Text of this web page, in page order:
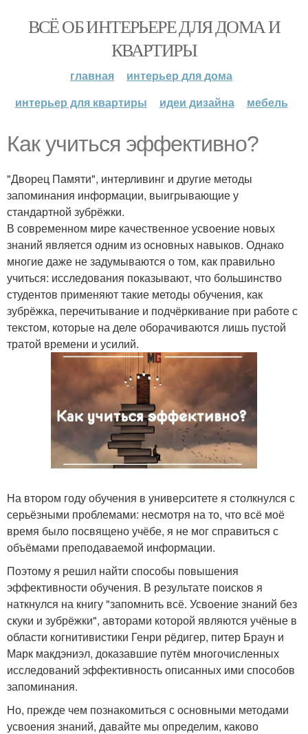
ВСЁ ОБ ИНТЕРЬЕРЕ ДЛЯ ДОМА И
КВАРТИРЫ
главная
интерьер для дома
интерьер для квартиры
идеи дизайна мебель
Как учиться эффективно?
"Дворец Памяти", интерливинг и другие методы
запоминания информации, выигрывающие у
стандартной зубрёжки.
В современном мире качественное усвоение новых
знаний является одним из основных навыков. Однако
многие даже не задумываются о том, как правильно
учиться: исследования показывают, что большинство
студентов применяют такие методы обучения, как
зубрёжка, перечитывание и подчёркивание при работе с
текстом, которые на деле оборачиваются лишь пустой
тратой времени и усилий.
На втором году обучения в университете я столкнулся с
серьёзными проблемами: несмотря на то, что всё моё
время было посвящено учёбе, я не мог справиться с
объёмами преподаваемой информации.
Поэтому я решил найти способы повышения
эффективности обучения. В результате поисков я
наткнулся на книгу "запомнить всё. Усвоение знаний без
скуки и зубрёжки", авторами которой являются учёные в
области когнитивистики Генри рёдигер, питер Браун и
Марк макдэниэл, доказавшие путём многочисленных
исследований эффективность описанных ими способов
запоминания.
Но, прежде чем познакомиться с основными методами
усвоения знаний, давайте мы определим, каково